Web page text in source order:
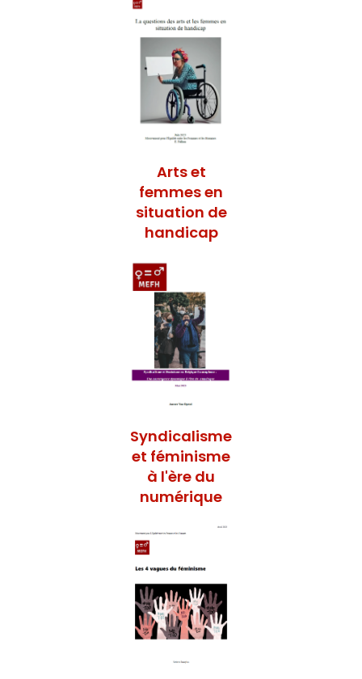
Arts et
femmes en
situation de
handicap
Syndicalisme
et féminisme
à l'ère du
numérique